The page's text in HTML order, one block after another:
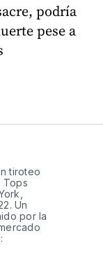
podría
pese a
tiroteo
Tops
Un
por la